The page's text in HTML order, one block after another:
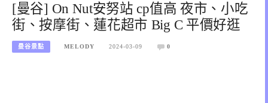
[曼谷] On Nut安努站 cp值高 夜市、小吃
街、按摩街、蓮花超市 Big C 平價好逛
曼谷景點 MELODY 2024-03-09 0